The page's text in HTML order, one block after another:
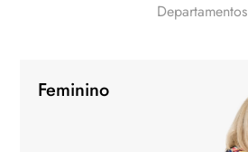
Departamentos
Feminino